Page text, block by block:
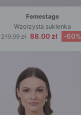
Femestage
Wzorzysta sukienka
219.99 zł 88.00 zł -60%